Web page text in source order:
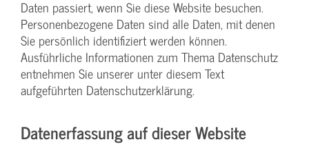
Daten passiert, wenn Sie diese Website besuchen.
Personenbezogene Daten sind alle Daten, mit denen
Sie persönlich identifiziert werden können.
Ausführliche Informationen zum Thema Datenschutz
entnehmen Sie unserer unter diesem Text
aufgeführten Datenschutzerklärung.
Datenerfassung auf dieser Website